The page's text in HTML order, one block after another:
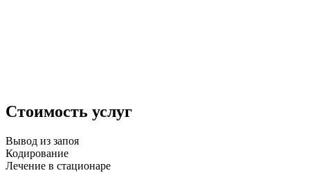
Стоимость услуг
Вывод из запоя
Кодирование
Лечение в стационаре